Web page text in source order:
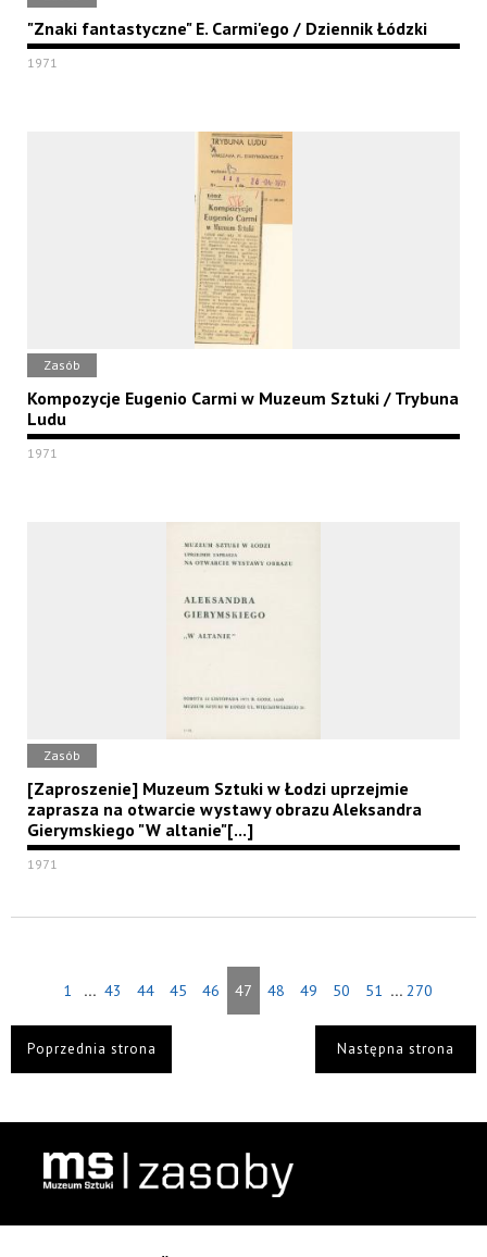
"Znaki fantastyczne" E. Carmi'ego / Dziennik Łódzki
1971
Zasób
Kompozycje Eugenio Carmi w Muzeum Sztuki / Trybuna
Ludu
1971
Zasób
[Zaproszenie] Muzeum Sztuki w Łodzi uprzejmie
zaprasza na otwarcie wystawy obrazu Aleksandra
Gierymskiego "W altanie"[...]
1971
1 ... 43 44 45 46 47 48 49 50 51 ... 270
Poprzednia strona Następna strona